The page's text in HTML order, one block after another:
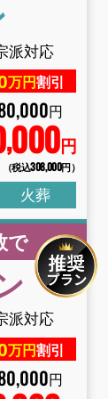
派対応
万円割引
,000円
,000円
（税込308,000円）
火葬
で
派対応
万円割引
,000円